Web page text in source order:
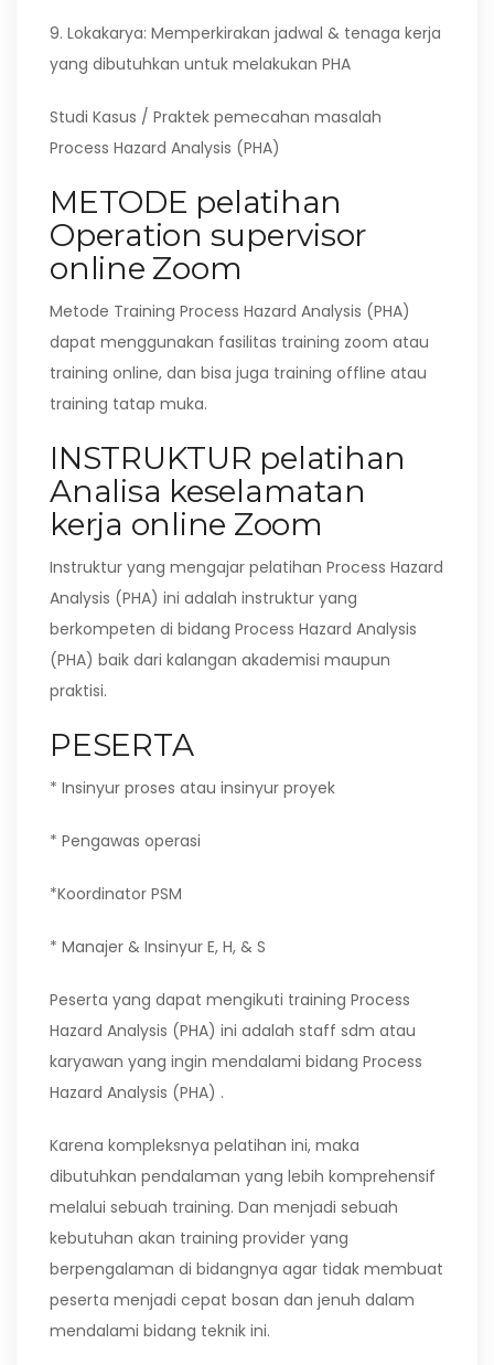
9. Lokakarya: Memperkirakan jadwal & tenaga kerja
yang dibutuhkan untuk melakukan PHA
Studi Kasus / Praktek pemecahan masalah
Process Hazard Analysis (PHA)
METODE pelatihan
Operation supervisor
online Zoom
Metode Training Process Hazard Analysis (PHA)
dapat menggunakan fasilitas training zoom atau
training online, dan bisa juga training offline atau
training tatap muka.
INSTRUKTUR pelatihan
Analisa keselamatan
kerja online Zoom
Instruktur yang mengajar pelatihan Process Hazard
Analysis (PHA) ini adalah instruktur yang
berkompeten di bidang Process Hazard Analysis
(PHA) baik dari kalangan akademisi maupun
praktisi.
PESERTA
* Insinyur proses atau insinyur proyek
* Pengawas operasi
*Koordinator PSM
* Manajer & Insinyur E, H, & S
Peserta yang dapat mengikuti training Process
Hazard Analysis (PHA) ini adalah staff sdm atau
karyawan yang ingin mendalami bidang Process
Hazard Analysis (PHA) .
Karena kompleksnya pelatihan ini, maka
dibutuhkan pendalaman yang lebih komprehensif
melalui sebuah training. Dan menjadi sebuah
kebutuhan akan training provider yang
berpengalaman di bidangnya agar tidak membuat
peserta menjadi cepat bosan dan jenuh dalam
mendalami bidang teknik ini.